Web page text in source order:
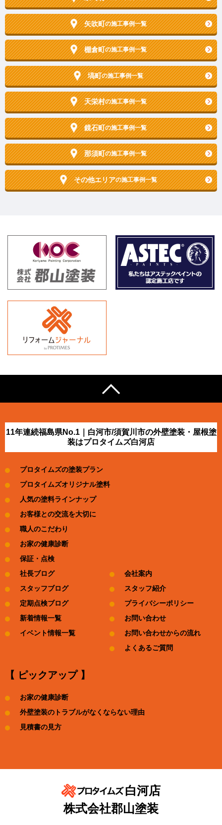
矢吹町の施工事例一覧
棚倉町の施工事例一覧
塙町の施工事例一覧
天栄村の施工事例一覧
鏡石町の施工事例一覧
那須町の施工事例一覧
その他エリアの施工事例一覧
11年連続福島県No.1｜白河市/須賀川市の外壁塗装・屋根塗
装はプロタイムズ白河店
プロタイムズの塗装プラン
プロタイムズオリジナル塗料
人気の塗料ラインナップ
お客様との交流を大切に
職人のこだわり
お家の健康診断
保証・点検
社長ブログ
スタッフブログ
定期点検ブログ
新着情報一覧
イベント情報一覧
会社案内
スタッフ紹介
プライバシーポリシー
お問い合わせ
お問い合わせからの流れ
よくあるご質問
【 ピックアップ 】
お家の健康診断
外壁塗装のトラブルがなくならない理由
見積書の見方
白河店
株式会社郡山塗装